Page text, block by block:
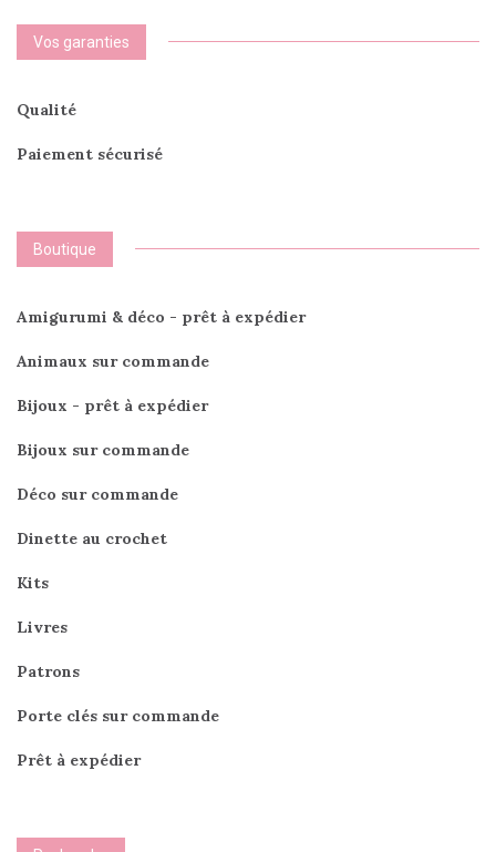
Vos garanties
Qualité
Paiement sécurisé
Boutique
Amigurumi & déco - prêt à expédier
Animaux sur commande
Bijoux - prêt à expédier
Bijoux sur commande
Déco sur commande
Dinette au crochet
Kits
Livres
Patrons
Porte clés sur commande
Prêt à expédier